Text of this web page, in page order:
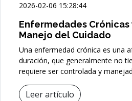
2026-02-06 15:28:44
Enfermedades Crónicas
Manejo del Cuidado
Una enfermedad crónica es una
duración, que generalmente no
requiere ser controlada y
Leer artículo